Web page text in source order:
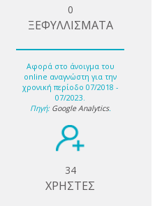
0
ΞΕΦΥΛΛΙΣΜΑΤΑ
Αφορά στο άνοιγμα του
online αναγνώστη για την
χρονική περίοδο 07/2018 -
07/2023.
Πηγή: Google Analytics.
34
ΧΡΗΣΤΕΣ